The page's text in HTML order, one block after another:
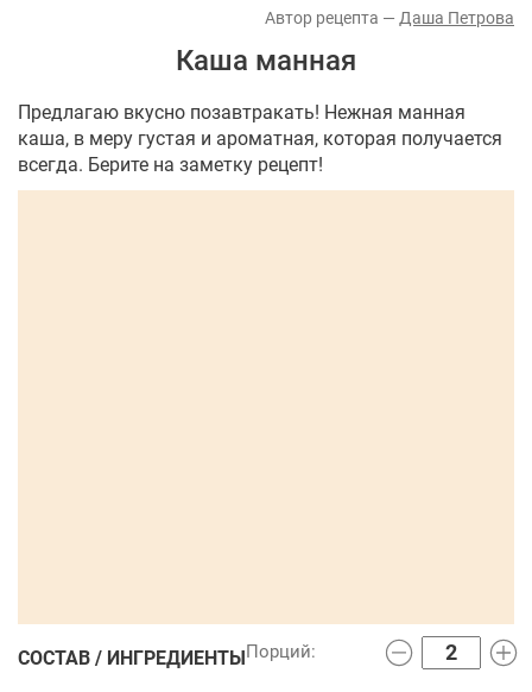
Даша Петрова
Каша манная
Предлагаю вкусно позавтракать! Нежная манная
каша, в меру густая и ароматная, которая получается
всегда. Берите на заметку рецепт!
СОСТАВ / ИНГРЕДИЕНТЫ